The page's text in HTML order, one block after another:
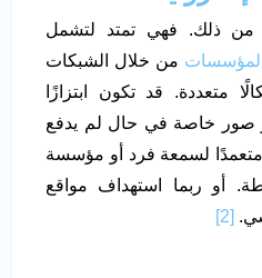
من ذلك. فهي تمتد لتشمل
المؤسسات من خلال الشبكات
متعددة. قد تكون ابتزازًا
صور خاصة في حال لم يدفع
متعمدًا لسمعة فرد أو مؤسسة
أو ربما استهداف مواقع
[2]